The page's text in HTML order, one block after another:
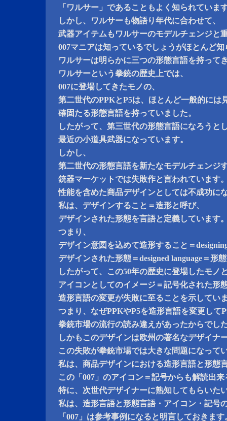
「ワルサー」であることもよく知られていま
しかし、ワルサーも物語り年代に合わせて、
武器アイテムもワルサーのモデルチェンジと
007マニアは知っているでしょうがほとんど
ワルサーは明らかに三つの形態言語を持って
ワルサーという拳銃の歴史上では、
007に登場してきたモノの、
第二世代のPPKとP5は、ほとんど一般的には
確固たる形態言語を持っていました。
したがって、第三世代の形態言語になろうと
最近の小道具武器になっています。
しかし、
第二世代の形態言語を新たなモデルチェンジ
銃器マーケットでは失敗作と言われています
性能を含めた商品デザインとしては不成功に
私は、デザインすること＝造形と呼び、
デザインされた形態を言語と定義しています
つまり、
デザイン意図を込めて造形すること＝
デザインされた形態＝designed language＝形
したがって、この50年の歴史に登場したモノ
アイコンとしてのイメージ＝記号化された形
造形言語の変更が失敗に至ることを示してい
つまり、なぜPPKやP5を造形言語を変更して
拳銃市場の流行の読み違えがあったからでし
しかもこのデザインは欧州の著名なデザイナ
この失敗が拳銃市場では大きな問題になって
私は、商品デザインにおける造形言語と形態
この「007」のアイコン＝記号からも解読出
特に、次世代デザイナーに熟知してもらいた
私は、造形言語と形態言語・アイコン・記号
「007」は参考事例になると明言しておきます